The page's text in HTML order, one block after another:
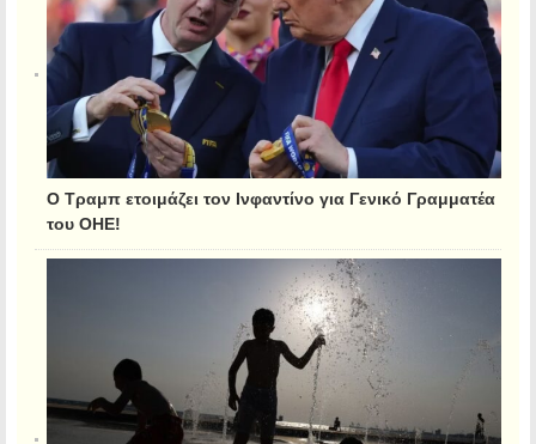
Ο Τραμπ ετοιμάζει τον Ινφαντίνο για Γενικό Γραμματέα
του ΟΗΕ!